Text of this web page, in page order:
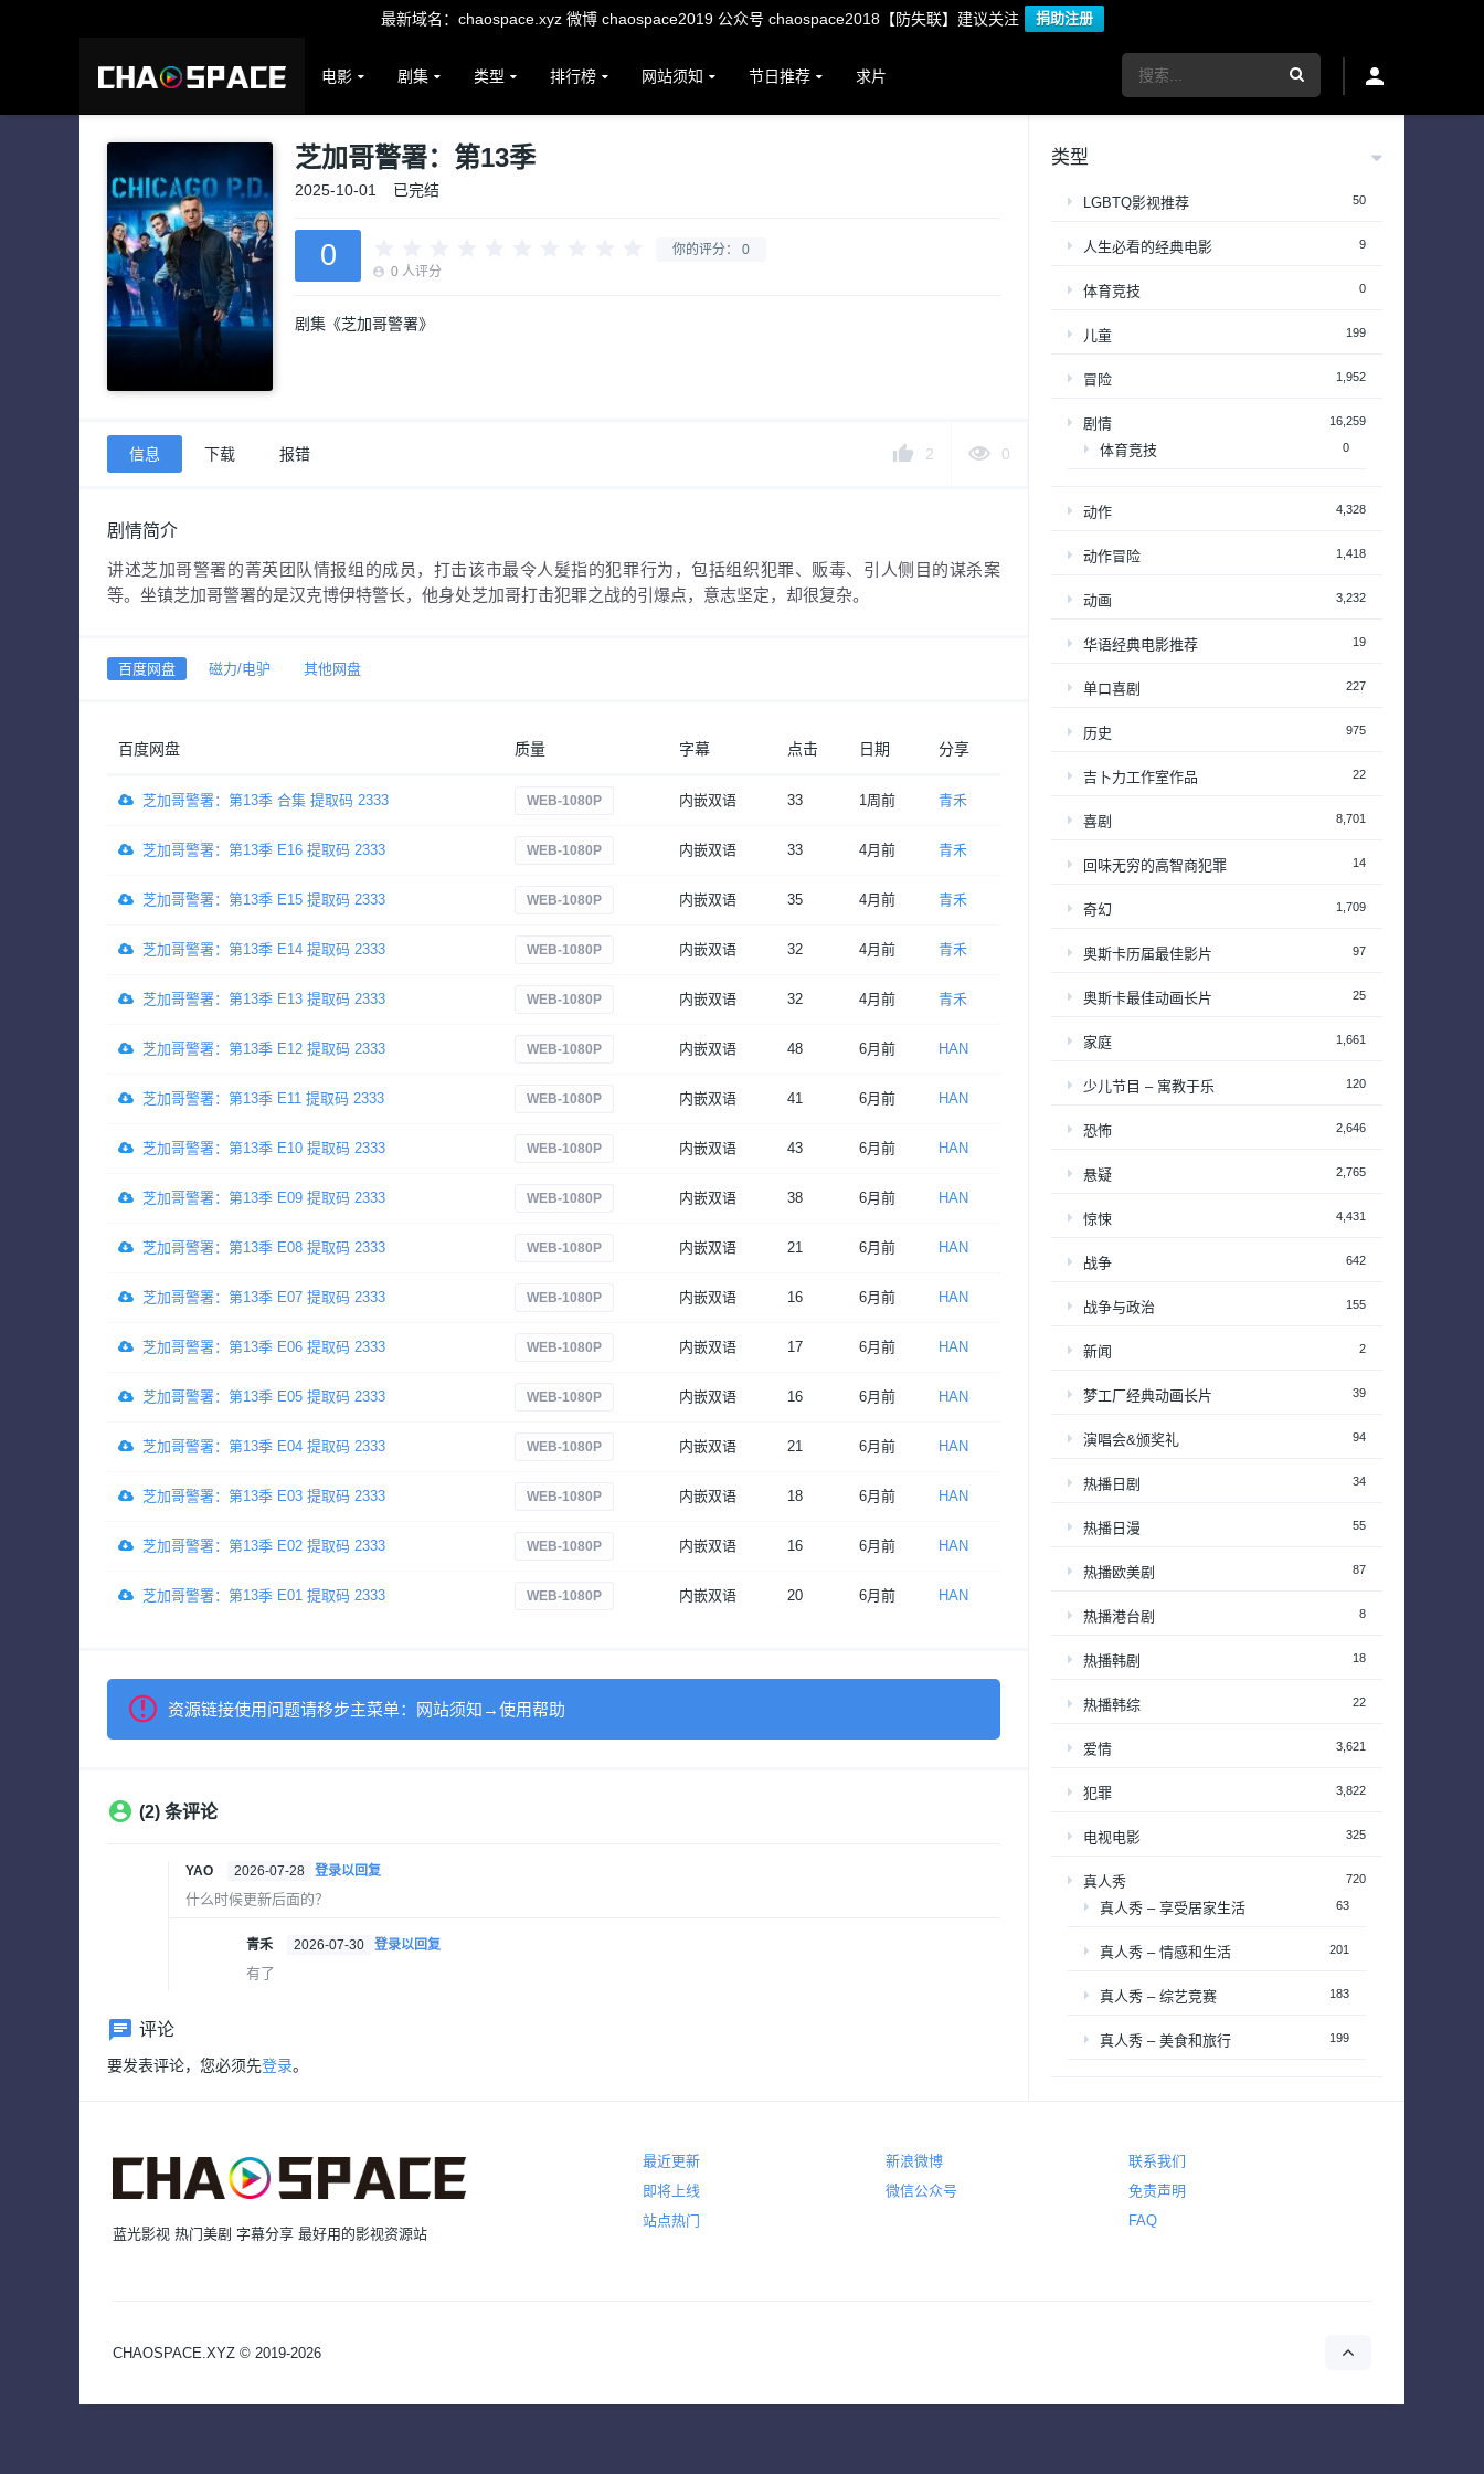
最新域名：chaospace.xyz 微博 chaospace2019 公众号 chaospace2018【防失联】建议关注 捐助注册
电影 剧集 类型 排行榜 网站须知 节日推荐 求片
芝加哥警署：第13季
2025-10-01 已完结
你的评分： 0
0 0 人评分
剧集《芝加哥警署》
2 0
信息 下载 报错
剧情简介
讲述芝加哥警署的菁英团队情报组的成员，打击该市最令人髮指的犯罪行为，包括组织犯罪、贩毒、引人侧目的谋杀案
等。坐镇芝加哥警署的是汉克博伊特警长，他身处芝加哥打击犯罪之战的引爆点，意志坚定，却很复杂。
百度网盘 磁力/电驴 其他网盘
百度网盘 质量 字幕 点击 日期 分享
芝加哥警署：第13季 合集 提取码 2333 WEB-1080P 内嵌双语 33 1周前 青禾
芝加哥警署：第13季 E16 提取码 2333 WEB-1080P 内嵌双语 33 4月前 青禾
芝加哥警署：第13季 E15 提取码 2333 WEB-1080P 内嵌双语 35 4月前 青禾
芝加哥警署：第13季 E14 提取码 2333 WEB-1080P 内嵌双语 32 4月前 青禾
芝加哥警署：第13季 E13 提取码 2333 WEB-1080P 内嵌双语 32 4月前 青禾
芝加哥警署：第13季 E12 提取码 2333 WEB-1080P 内嵌双语 48 6月前 HAN
芝加哥警署：第13季 E11 提取码 2333 WEB-1080P 内嵌双语 41 6月前 HAN
芝加哥警署：第13季 E10 提取码 2333 WEB-1080P 内嵌双语 43 6月前 HAN
芝加哥警署：第13季 E09 提取码 2333 WEB-1080P 内嵌双语 38 6月前 HAN
芝加哥警署：第13季 E08 提取码 2333 WEB-1080P 内嵌双语 21 6月前 HAN
芝加哥警署：第13季 E07 提取码 2333 WEB-1080P 内嵌双语 16 6月前 HAN
芝加哥警署：第13季 E06 提取码 2333 WEB-1080P 内嵌双语 17 6月前 HAN
芝加哥警署：第13季 E05 提取码 2333 WEB-1080P 内嵌双语 16 6月前 HAN
芝加哥警署：第13季 E04 提取码 2333 WEB-1080P 内嵌双语 21 6月前 HAN
芝加哥警署：第13季 E03 提取码 2333 WEB-1080P 内嵌双语 18 6月前 HAN
芝加哥警署：第13季 E02 提取码 2333 WEB-1080P 内嵌双语 16 6月前 HAN
芝加哥警署：第13季 E01 提取码 2333 WEB-1080P 内嵌双语 20 6月前 HAN
资源链接使用问题请移步主菜单：网站须知→使用帮助
(2) 条评论
YAO 2026-07-28 登录以回复
什么时候更新后面的？
青禾 2026-07-30 登录以回复
有了
评论
要发表评论，您必须先登录。
类型
LGBTQ影视推荐 50
人生必看的经典电影 9
体育竞技 0
儿童 199
冒险 1,952
剧情 16,259
体育竞技 0
动作 4,328
动作冒险 1,418
动画 3,232
华语经典电影推荐 19
单口喜剧 227
历史 975
吉卜力工作室作品 22
喜剧 8,701
回味无穷的高智商犯罪 14
奇幻 1,709
奥斯卡历届最佳影片 97
奥斯卡最佳动画长片 25
家庭 1,661
少儿节目 – 寓教于乐 120
恐怖 2,646
悬疑 2,765
惊悚 4,431
战争 642
战争与政治 155
新闻 2
梦工厂经典动画长片 39
演唱会&颁奖礼 94
热播日剧 34
热播日漫 55
热播欧美剧 87
热播港台剧 8
热播韩剧 18
热播韩综 22
爱情 3,621
犯罪 3,822
电视电影 325
真人秀 720
真人秀 – 享受居家生活 63
真人秀 – 情感和生活 201
真人秀 – 综艺竞赛 183
真人秀 – 美食和旅行 199
纪录片 – 社会与人文历史
50
最近更新
即将上线
站点热门
新浪微博
微信公众号
联系我们
免责声明
FAQ
蓝光影视 热门美剧 字幕分享 最好用的影视资源站
CHAOSPACE.XYZ © 2019-2026